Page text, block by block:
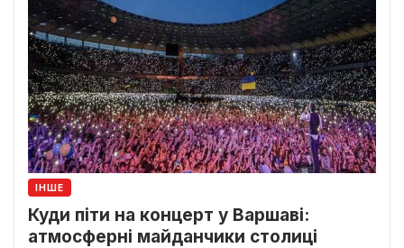
ІНШЕ
Куди піти на концерт у Варшаві:
атмосферні майданчики столиці